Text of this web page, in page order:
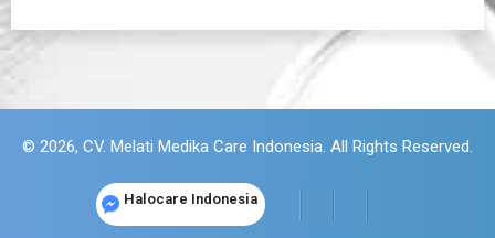
© 2026, CV. Melati Medika Care Indonesia. All Rights Reserved.
Halocare Indonesia